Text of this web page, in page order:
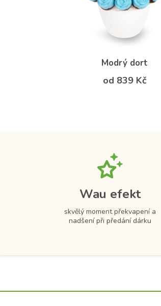
Modrý dort
od 839 Kč
Wau efekt
skvělý moment překvapení a
nadšení při předání dárku